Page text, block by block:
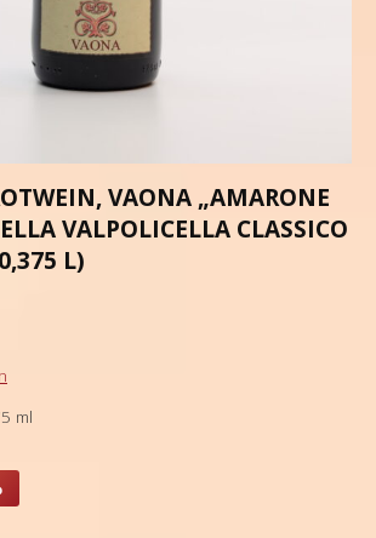
VAONA „AMARONE
VALPOLICELLA CLASSICO
L)
ml